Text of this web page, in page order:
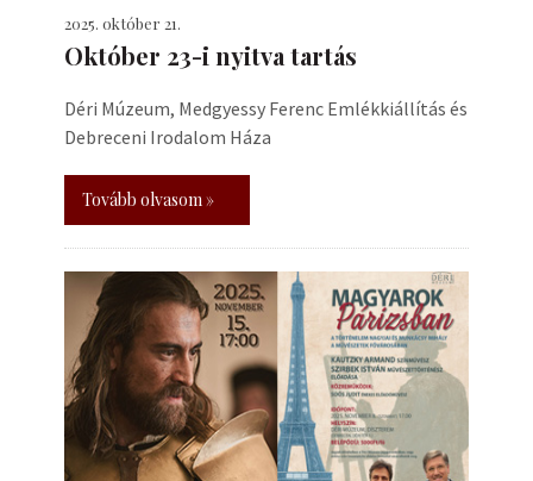
2025. október 21.
Október 23-i nyitva tartás
Déri Múzeum, Medgyessy Ferenc Emlékkiállítás és
Debreceni Irodalom Háza
Tovább olvasom »